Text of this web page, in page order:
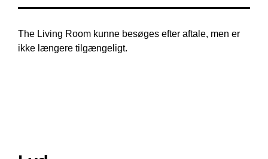
The Living Room kunne besøges efter aftale, men er
ikke længere tilgængeligt.